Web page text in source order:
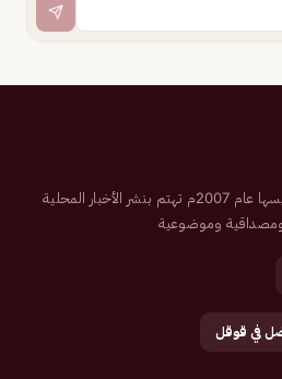
صحيفة إلكترونية سعودية تم تأسيسها عام 2007م تهتم بنشر الأخبار المحلية
ومصداقية وموضوعية
في قوقل